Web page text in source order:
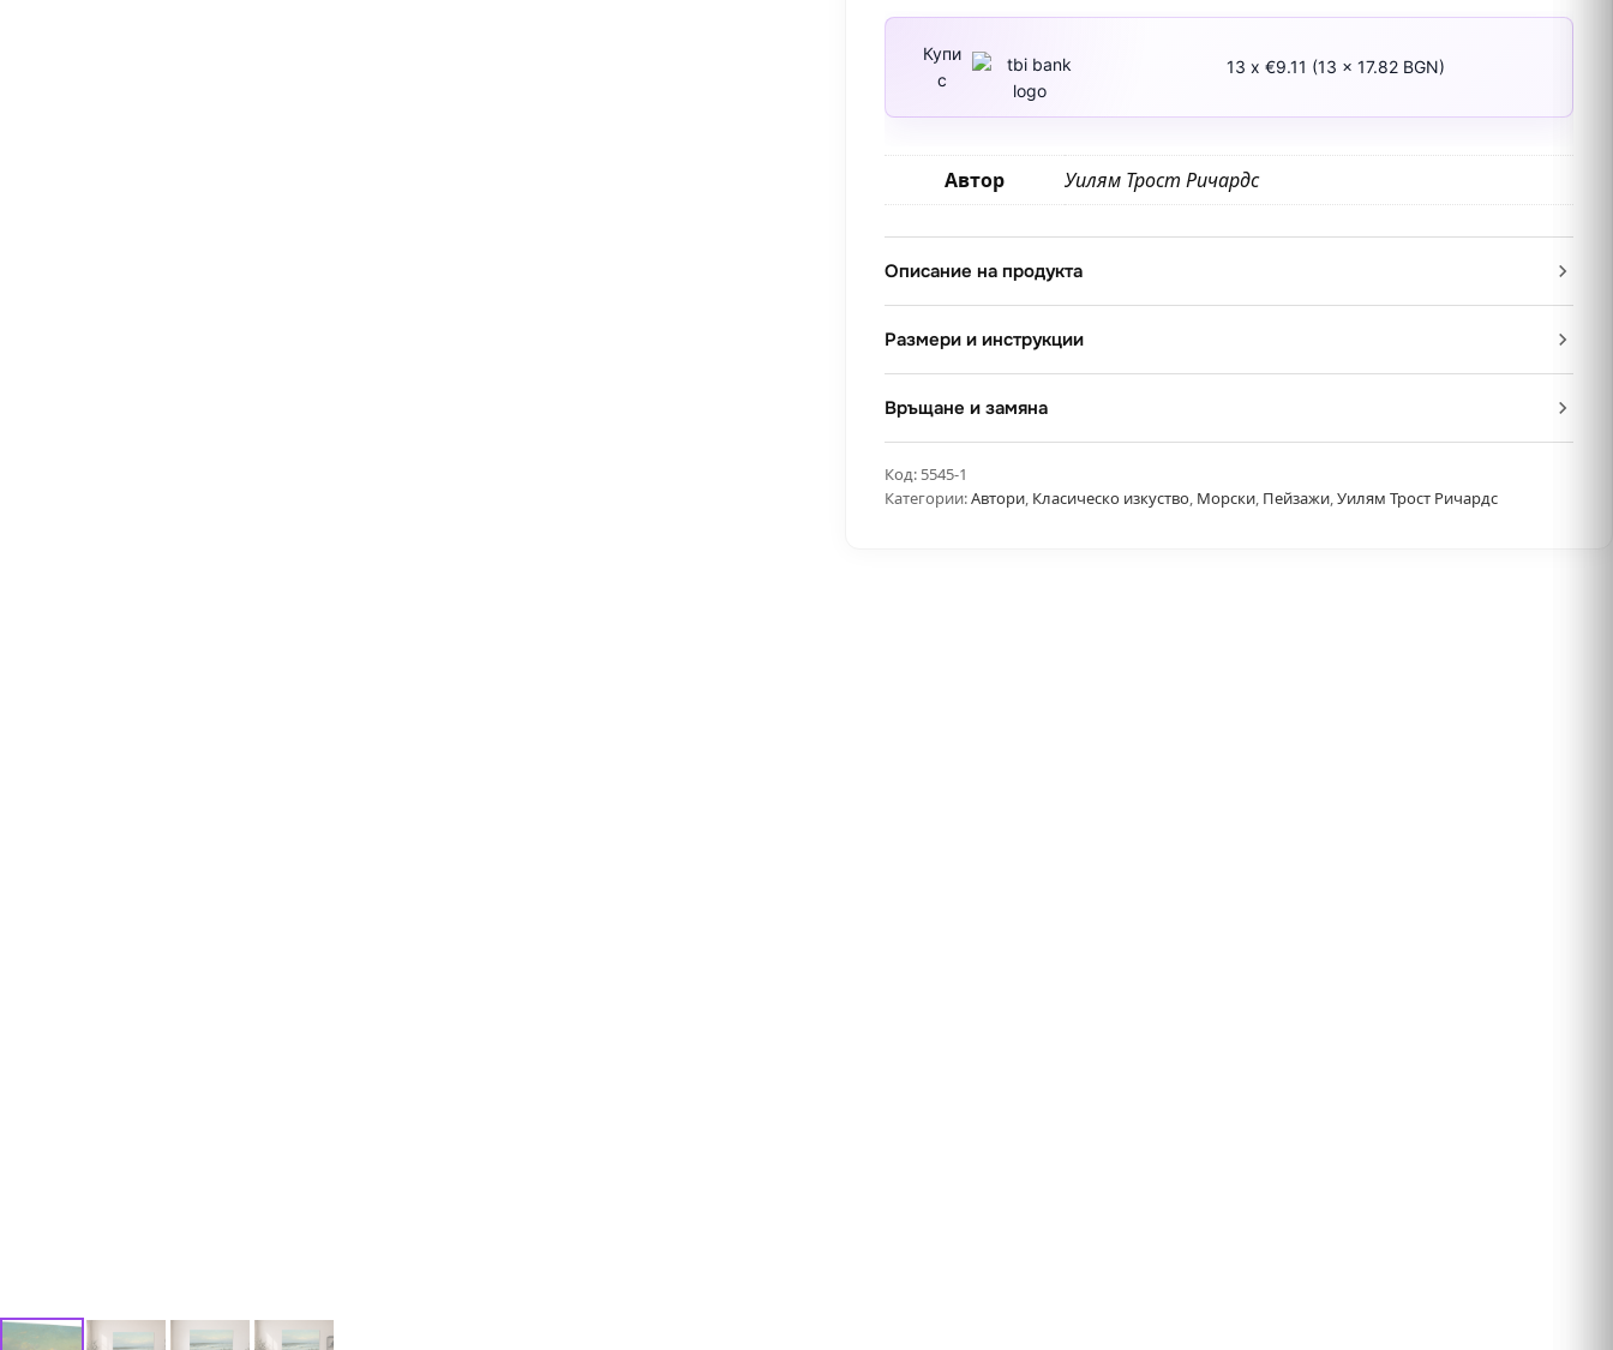
пейзаж
планини
22
Купи
с
13 x €9.11 (13 x 17.82 BGN)
Автор Уилям Трост Ричардс
Описание на продукта
Размери и инструкции
Връщане и замяна
Код: 5545-1
Категории:Автори, Класическо изкуство, Морски, Пейзажи,Уилям Трост Ричардс